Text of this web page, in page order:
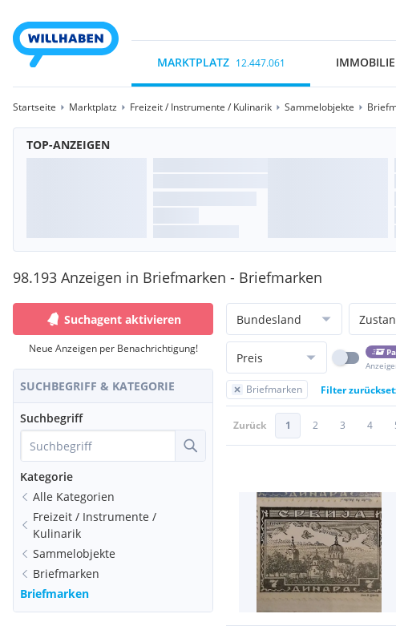
MARKTPLATZ 12.447.061
Startseite Marktplatz Freizeit / Instrumente / Kulinarik Sammelobjekte
TOP-ANZEIGEN
98.193 Anzeigen in Briefmarken - Briefmarken
Suchagent aktivieren
Neue Anzeigen per Benachrichtigung!
SUCHBEGRIFF & KATEGORIE
Suchbegriff
Kategorie
Alle Kategorien
Freizeit / Instrumente /
Kulinarik
Sammelobjekte
Briefmarken
Briefmarken
Bundesland
Preis
Briefmarken Filter
Zurück 1 2 3 4